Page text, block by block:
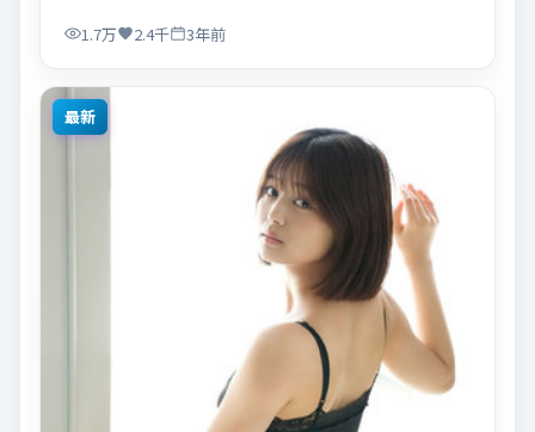
1.7万 2.4千 3年前
最新